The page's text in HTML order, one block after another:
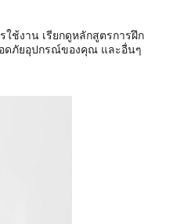
ช้งาน เรียกดูหลักสูตรการฝึก
ดภัยอุปกรณ์ของคุณ และอื่นๆ